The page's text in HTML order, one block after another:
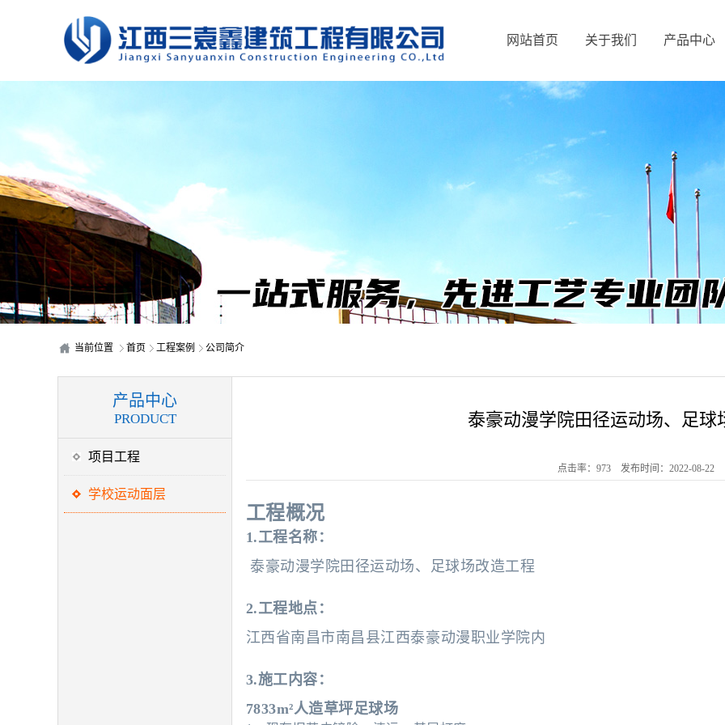
网站首页 关于我们 产品中心
当前位置 首页 工程案例 公司简介
产品中心
PRODUCT
项目工程
学校运动面层
泰豪动漫学院田径运动场、足球
点击率：973 发布时间：2022-08-22
工程概况
1.工程名称：
泰豪动漫学院田径运动场、足球场改造工程
2.工程地点：
江西省南昌市南昌县江西泰豪动漫职业学院内
3.施工内容：
7833m²人造草坪足球场